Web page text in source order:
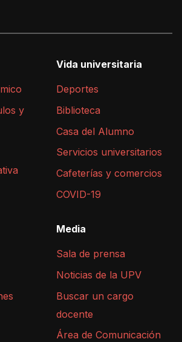
y
Vida universitaria
Deportes
Biblioteca
Casa del Alumno
Servicios universitarios
Cafeterías y comercios
COVID-19
Media
Sala de prensa
Noticias de la UPV
Buscar un cargo
docente
Área de Comunicación